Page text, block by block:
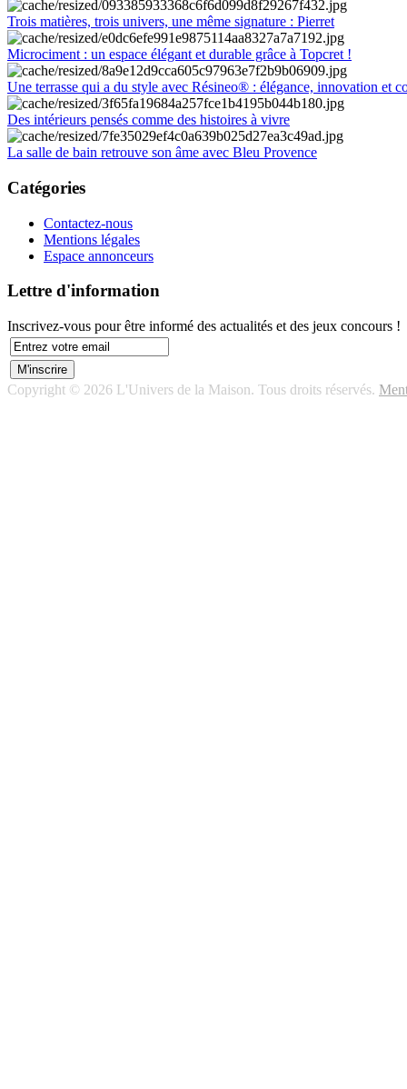
Trois matières, trois univers, une même signature : Pierret
Microciment : un espace élégant et durable grâce à Topcret !
Une terrasse qui a du style avec Résineo® : élégance, innovation et
Des intérieurs pensés comme des histoires à vivre
La salle de bain retrouve son âme avec Bleu Provence
Catégories
Contactez-nous
Mentions légales
Espace annonceurs
Lettre d'information
Inscrivez-vous pour être informé des actualités et des jeux concours !
Copyright © 2026 L'Univers de la Maison. Tous droits réservés.